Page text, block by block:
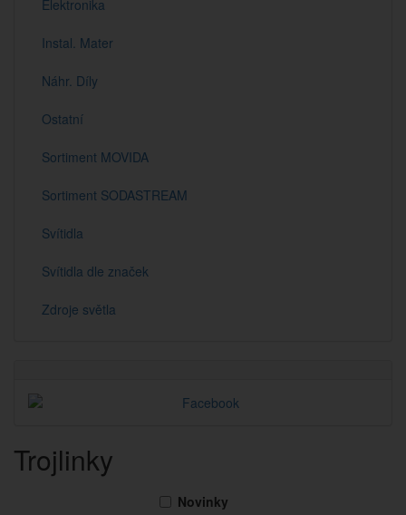
Elektronika
Instal. Mater
Náhr. Díly
Ostatní
Sortiment MOVIDA
Sortiment SODASTREAM
Svítidla
Svítidla dle značek
Zdroje světla
Trojlinky
Novinky